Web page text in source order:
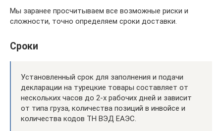
Мы заранее просчитываем все возможные риски и
сложности, точно определяем сроки доставки.
Сроки
Установленный срок для заполнения и подачи
декларации на турецкие товары составляет от
нескольких часов до 2-х рабочих дней и зависит
от типа груза, количества позиций в инвойсе и
количества кодов ТН ВЭД ЕАЭС.